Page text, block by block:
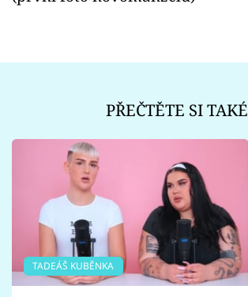
PŘEČTĚTE SI TAKÉ
TADEÁŠ KUBĚNKA